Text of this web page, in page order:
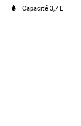
Revendeurs
Capacité 3,7 L